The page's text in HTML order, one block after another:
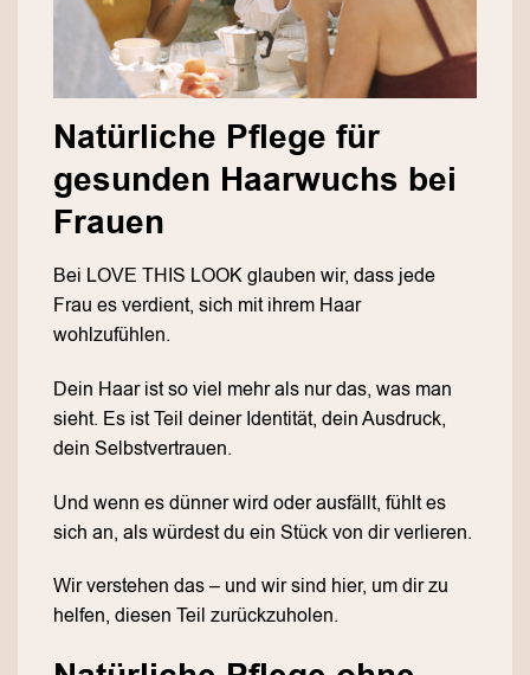
Natürliche Pflege für
gesunden Haarwuchs bei
Frauen
Bei LOVE THIS LOOK glauben wir, dass jede
Frau es verdient, sich mit ihrem Haar
wohlzufühlen.
Dein Haar ist so viel mehr als nur das, was man
sieht. Es ist Teil deiner Identität, dein Ausdruck,
dein Selbstvertrauen.
Und wenn es dünner wird oder ausfällt, fühlt es
sich an, als würdest du ein Stück von dir verlieren.
Wir verstehen das – und wir sind hier, um dir zu
helfen, diesen Teil zurückzuholen.